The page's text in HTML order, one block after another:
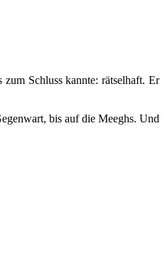
Schluss kannte: rätselhaft. Er
bis auf die Meeghs. Und